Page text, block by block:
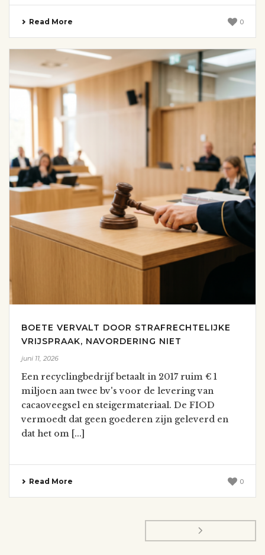
Read More 0
BOETE VERVALT DOOR STRAFRECHTELIJKE
VRIJSPRAAK, NAVORDERING NIET
juni 11, 2026
Een recyclingbedrijf betaalt in 2017 ruim € 1
miljoen aan twee bv's voor de levering van
cacaoveegsel en steigermateriaal. De FIOD
vermoedt dat geen goederen zijn geleverd en
dat het om [...]
Read More 0